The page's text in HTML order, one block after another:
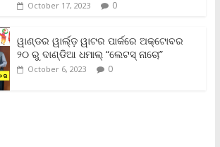
October 17, 2023 0
ୱାଣ୍ଡର ୱାର୍ଲ୍‌ଡ଼ ୱାଟର ପାର୍କରେ ଅକ୍ଟୋବର
୨୦ ରୁ ଦାଣ୍ଡିଆ ଧମାଲ୍ “ଲେଟସ୍ ନାଚୋ”
October 6, 2023 0